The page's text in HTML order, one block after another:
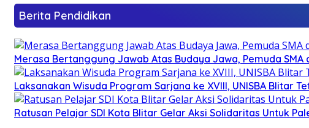
Berita Pendidikan
Merasa Bertanggung Jawab Atas Budaya Jawa, Pemuda
Laksanakan Wisuda Program Sarjana ke XVIII, UNISBA Blitar
Ratusan Pelajar SDI Kota Blitar Gelar Aksi Solidaritas Untuk